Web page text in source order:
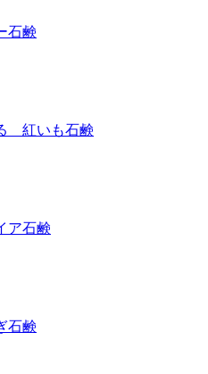
石鹸
紅いも石鹸
ア石鹸
石鹸